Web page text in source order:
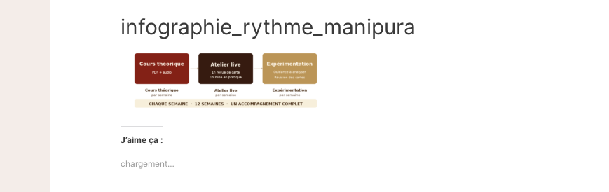
infographie_rythme_manipura
J’aime ça :
chargement…